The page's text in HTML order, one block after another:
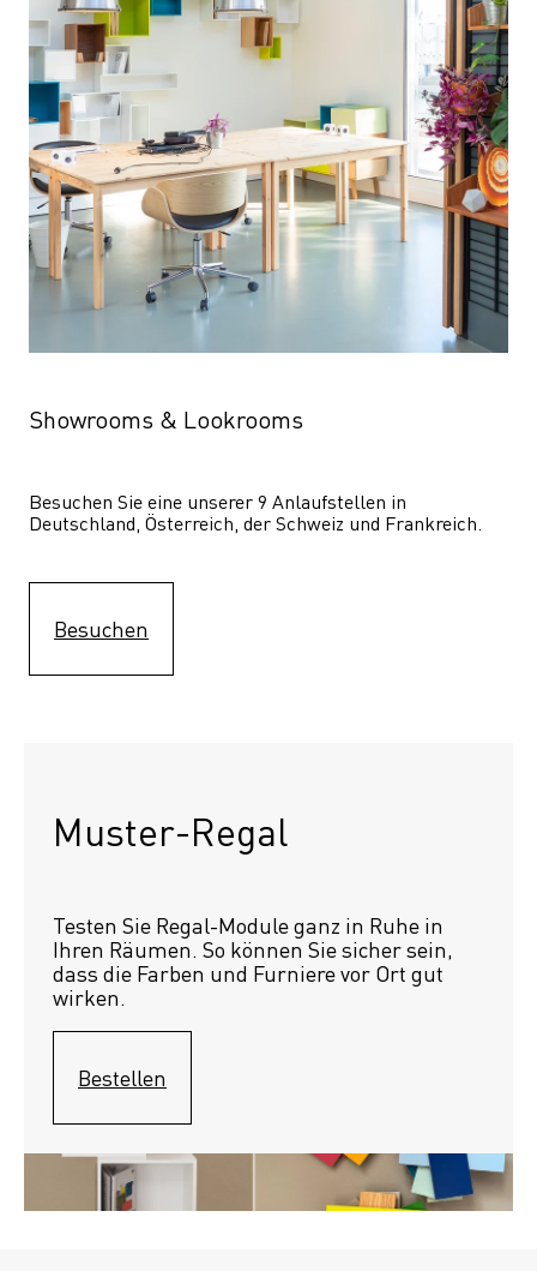
Showrooms & Lookrooms
Besuchen Sie eine unserer 9 Anlaufstellen in
Deutschland, Österreich, der Schweiz und Frankreich.
Besuchen
Muster-Regal
Testen Sie Regal-Module ganz in Ruhe in
Ihren Räumen. So können Sie sicher sein,
dass die Farben und Furniere vor Ort gut
wirken.
Bestellen